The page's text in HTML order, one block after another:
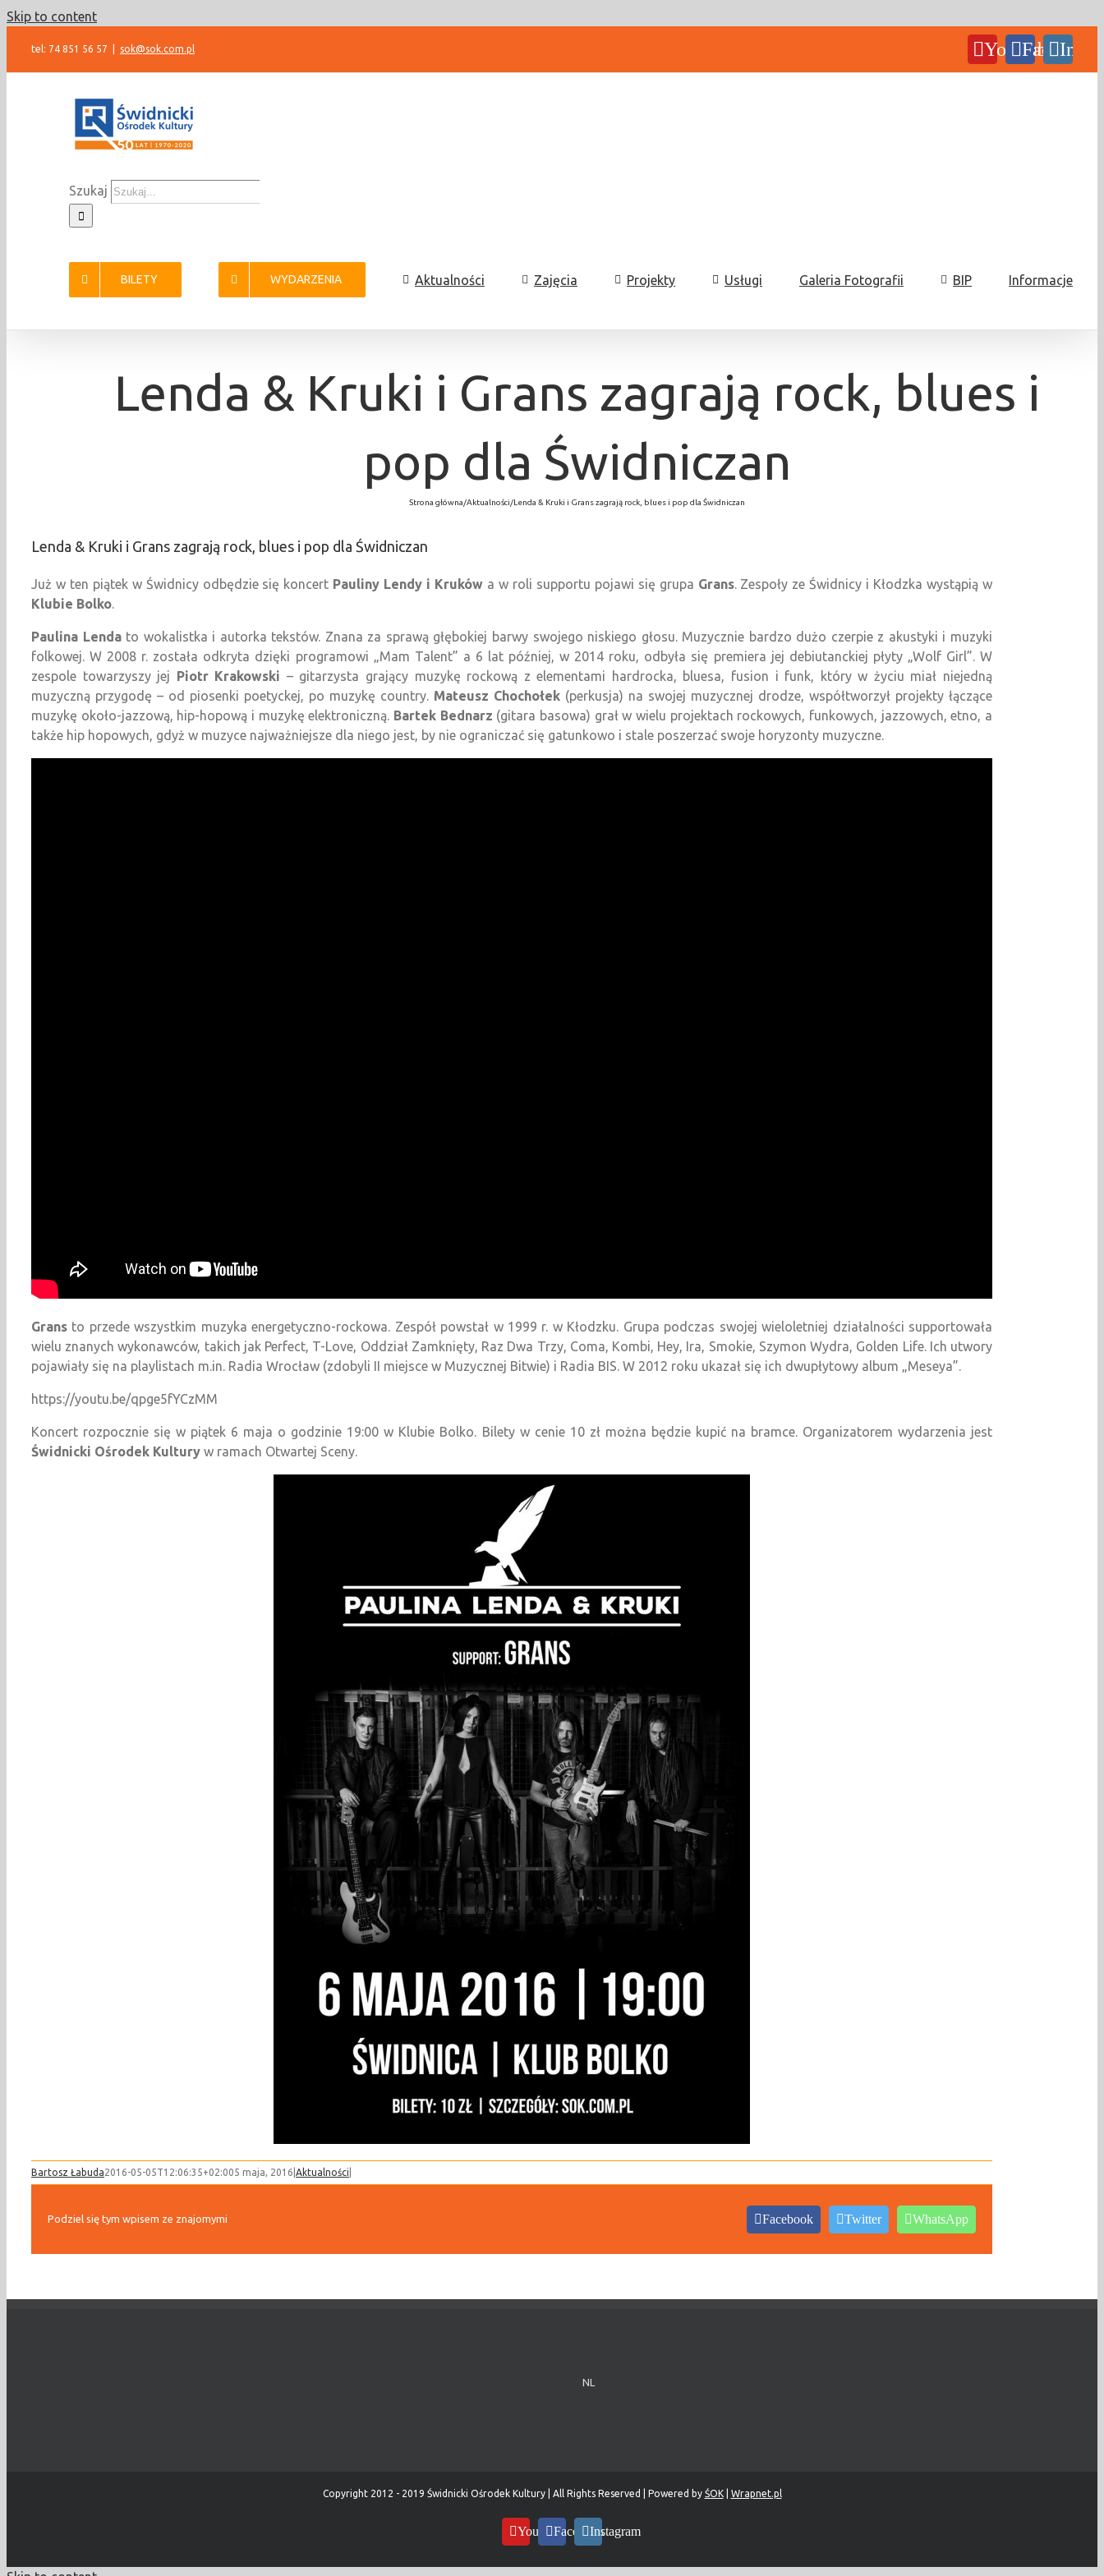
Skip to content
tel: 74 851 56 57 sok@sok.com.pl YouTubeFacebook
Szukaj
BILETY WYDARZENIA Aktualności Zajęcia Projekty Usługi Galeria Fotografii BIP Informacje
Lenda & Kruki i Grans zagrają rock, blues i
pop dla Świdniczan
Strona główna/Aktualności/Lenda & Kruki i Grans zagrają rock, blues i pop dla Świdniczan
Lenda & Kruki i Grans zagrają rock, blues i pop dla Świdniczan
Już w ten piątek w Świdnicy odbędzie się koncert Pauliny Lendy i Kruków a w roli supportu pojawi się grupa Grans. Zespoły ze Świdnicy i Kłodzka wystąpią w
Klubie Bolko.
Paulina Lendato wokalistka i autorka tekstów. Znana za sprawą głębokiej barwy swojego niskiego głosu. Muzycznie bardzo dużo czerpie z akustyki i muzyki
folkowej. W 2008 r. została odkryta dzięki programowi „Mam Talent” a 6 lat później, w 2014 roku, odbyła się premiera jej debiutanckiej płyty „Wolf Girl”. W
zespole towarzyszy jej Piotr Krakowski – gitarzysta grający muzykę rockową z elementami hardrocka, bluesa, fusion i funk, który w życiu miał niejedną
muzyczną przygodę – od piosenki poetyckej, po muzykę country. Mateusz Chochołek (perkusja) na swojej muzycznej drodze, współtworzył projekty łączące
muzykę około-jazzową, hip-hopową i muzykę elektroniczną. Bartek Bednarz (gitara basowa) grał w wielu projektach rockowych, funkowych, jazzowych, etno, a
także hip hopowych, gdyż w muzyce najważniejsze dla niego jest, by nie ograniczać się gatunkowo i stale poszerzać swoje horyzonty muzyczne.
Grans to przede wszystkim muzyka energetyczno-rockowa. Zespół powstał w 1999 r. w Kłodzku. Grupa podczas swojej wieloletniej działalności supportowała
wielu znanych wykonawców, takich jak Perfect, T-Love, Oddział Zamknięty, Raz Dwa Trzy, Coma, Kombi, Hey, Ira, Smokie, Szymon Wydra, Golden Life. Ich utwory
pojawiały się na playlistach m.in. Radia Wrocław (zdobyli II miejsce w Muzycznej Bitwie) i Radia BIS. W 2012 roku ukazał się ich dwupłytowy album „Meseya”.
https://youtu.be/qpge5fYCzMM
Koncert rozpocznie się w piątek 6 maja o godzinie 19:00 w Klubie Bolko. Bilety w cenie 10 zł można będzie kupić na bramce. Organizatorem wydarzenia jest
Świdnicki Ośrodek Kultury w ramach Otwartej Sceny.
Bartosz Łabuda2016-05-05T12:06:35+02:005 maja, 2016 Aktualności
Podziel się tym wpisem ze znajomymi Facebook Twitter WhatsApp
NL
Copyright 2012 - 2019 Świdnicki Ośrodek Kultury | All Rights Reserved | Powered by ŚOK| Wrapnet.pl
YouTubeFacebookInstagram